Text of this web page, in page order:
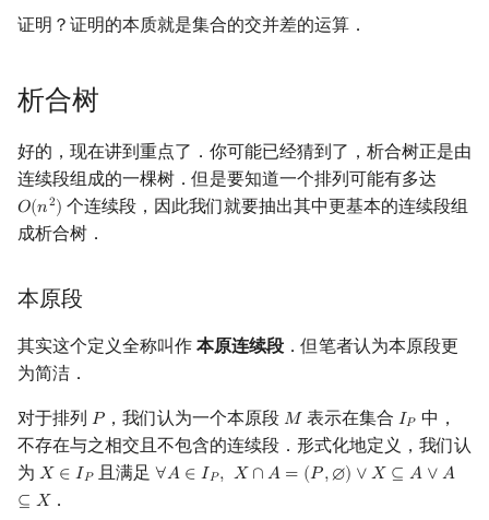
证明？证明的本质就是集合的交并差的运算．
析合树
好的，现在讲到重点了．你可能已经猜到了，析合树正是由
连续段组成的一棵树．但是要知道一个排列可能有多达
𝑂(𝑛2)
O(n2) 个连续段，因此我们就要抽出其中更基本的连续段组
成析合树．
本原段
其实这个定义全称叫作 本原连续段 ．但笔者认为本原段更
为简洁．
对于排列 𝑃
P ，我们认为一个本原段 𝑀
M 表示在集合 𝐼𝑃
IP 中，
不存在与之相交且不包含的连续段．形式化地定义，我们认
为 𝑋 ∈ 𝐼𝑃
X∈IP 且满足∀𝐴 ∈ 𝐼𝑃 , 𝑋 ∩𝐴 = (𝑃,∅) ∨𝑋 ⊆ 𝐴 ∨𝐴
⊆ 𝑋
∀A∈I P, X∩A=(P ,∅)∨X⊆ A∨ A⊆X
．